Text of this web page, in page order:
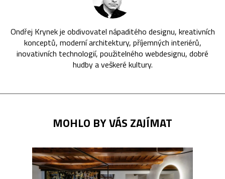
Ondřej Krynek je obdivovatel nápaditého designu, kreativních
konceptů, moderní architektury, příjemných interiérů,
inovativních technologií, použitelného webdesignu, dobré
hudby a veškeré kultury.
MOHLO BY VÁS ZAJÍMAT